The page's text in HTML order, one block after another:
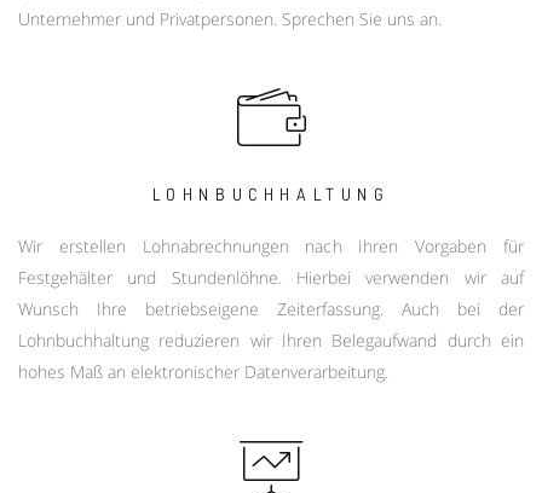
Unternehmer und Privatpersonen. Sprechen Sie uns an.
LOHNBUCHHALTUNG
Wir erstellen Lohnabrechnungen nach Ihren Vorgaben für
Festgehälter und Stundenlöhne. Hierbei verwenden wir auf
Wunsch Ihre betriebseigene Zeiterfassung. Auch bei der
Lohnbuchhaltung reduzieren wir Ihren Belegaufwand durch ein
hohes Maß an elektronischer Datenverarbeitung.